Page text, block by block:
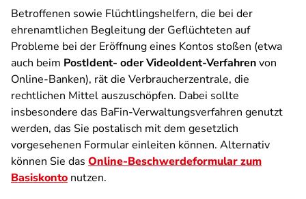
Betroffenen sowie Flüchtlingshelfern, die bei der
ehrenamtlichen Begleitung der Geflüchteten auf
Probleme bei der Eröffnung eines Kontos stoßen (etwa
auch beim PostIdent- oder VideoIdent-Verfahrenvon
Online-Banken), rät die Verbraucherzentrale, die
rechtlichen Mittel auszuschöpfen. Dabei sollte
insbesondere das BaFin-Verwaltungsverfahren genutzt
werden, das Sie postalisch mit dem gesetzlich
vorgesehenen Formular einleiten können. Alternativ
können Sie das Online-Beschwerdeformular zum
Basiskonto nutzen.